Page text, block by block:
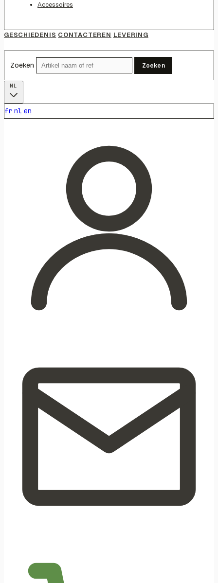
Accessoires
GESCHIEDENIS CONTACTEREN LEVERING
Zoeken Zoeken
fr nl en